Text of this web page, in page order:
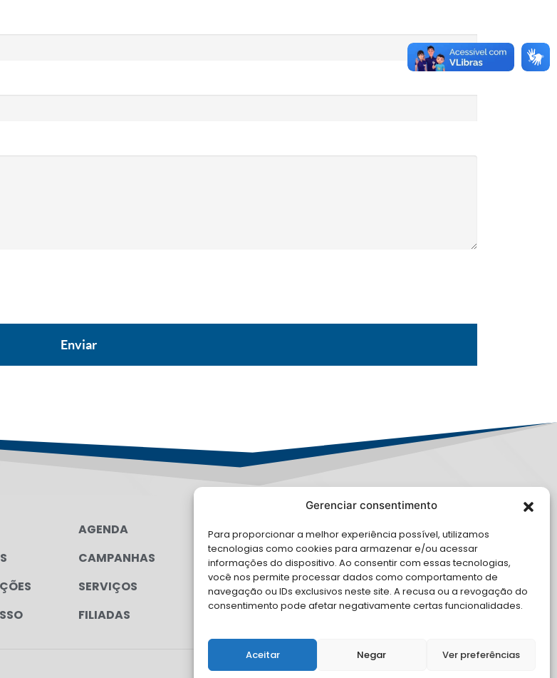
Gerenciar consentimento
Para proporcionar a melhor experiência possível, utilizamos
tecnologias como cookies para armazenar e/ou acessar
informações do dispositivo. Ao consentir com essas tecnologias,
você nos permite processar dados como comportamento de
navegação ou IDs exclusivos neste site. A recusa ou a revogação do
consentimento pode afetar negativamente certas funcionalidades.
Aceitar Negar Ver preferências
AGENDA
CAMPANHAS
SERVIÇOS
FILIADAS
LGPD
FALE CONOSCO
Solicite Apoio Institucional da AMB
para o seu evento